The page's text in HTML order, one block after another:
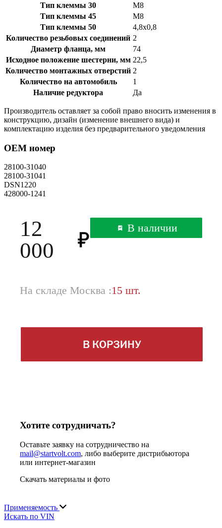
Тип клеммы 30
M8
Тип клеммы 45
M8
Тип клеммы 50
4,8x0,8
Количество резьбовых соединений 2
Диаметр фланца, мм
74
Исходное положение шестерни, мм 22,5
Количество монтажных отверстий 2
Количество на автомобиль
1
Наличие редуктора
Да
Производитель оставляет за собой право вносить изменения в
конструкцию, дизайн (изменение внешнего вида) и
комплектацию изделия без предварительного уведомления
OEM номер
28100-31040
28100-31041
DSN1220
428000-1241
12
000
В наличии
На складе Москва :15 шт.
В КОРЗИНУ
Хотите сотрудничать?
Оставьте заявку на сотрудничество на
mail@startvolt.com, либо выберите дистрибьютора
или интернет-магазин
Скачать материалы и фото
Применяемость
Искать по VIN